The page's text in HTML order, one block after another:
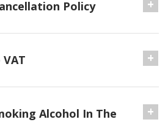
Policy?
Alcohol In The